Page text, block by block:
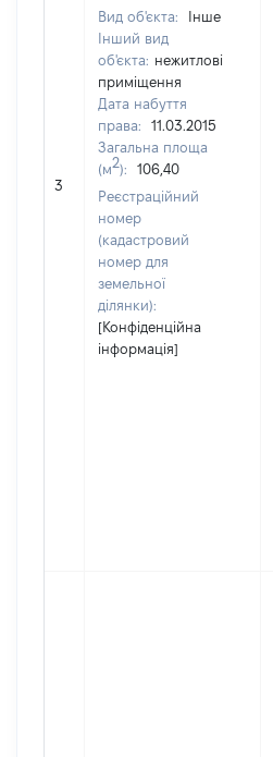
3
Вид об'єкта:
Інше
Інший вид
об'єкта: нежитлові
приміщення
Дата набуття
права:
11.03.2015
Загальна площа
(м2):
106,40
Реєстраційний
номер
(кадастровий
номер для
земельної
ділянки):
[Конфіденційна
інформація]